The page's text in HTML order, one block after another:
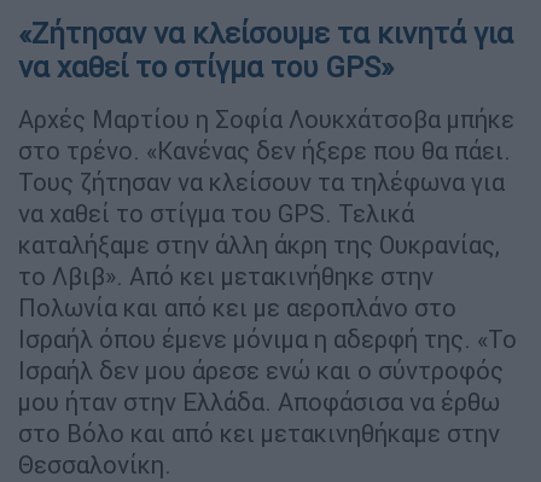
«Ζήτησαν να κλείσουμε τα κινητά για
να χαθεί το στίγμα του GPS»
Αρχές Μαρτίου η Σοφία Λουκχάτσοβα μπήκε
στο τρένο. «Κανένας δεν ήξερε που θα πάει.
Τους ζήτησαν να κλείσουν τα τηλέφωνα για
να χαθεί το στίγμα του GPS. Τελικά
καταλήξαμε στην άλλη άκρη της Ουκρανίας,
το Λβιβ». Από κει μετακινήθηκε στην
Πολωνία και από κει με αεροπλάνο στο
Ισραήλ όπου έμενε μόνιμα η αδερφή της. «Το
Ισραήλ δεν μου άρεσε ενώ και ο σύντροφός
μου ήταν στην Ελλάδα. Αποφάσισα να έρθω
στο Βόλο και από κει μετακινηθήκαμε στην
Θεσσαλονίκη.